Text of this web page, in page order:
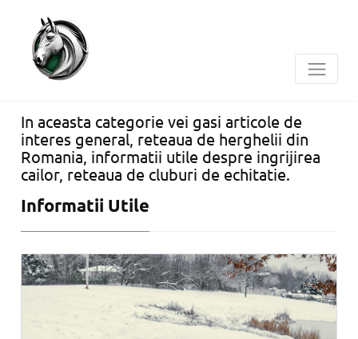
In aceasta categorie vei gasi articole de
interes general, reteaua de herghelii din
Romania, informatii utile despre ingrijirea
cailor, reteaua de cluburi de echitatie.
Informatii Utile